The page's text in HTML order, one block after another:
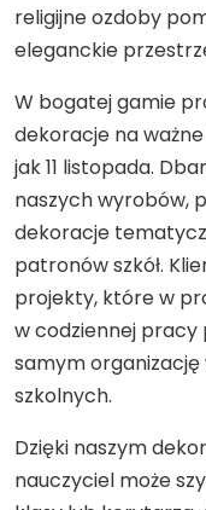
religijne ozdoby
eleganckie
W bogatej gamie
dekoracje na
jak 11 listopada.
naszych wyrobów,
dekoracje
patronów szkół.
projekty, które w
w codziennej pracy
samym
szkolnych.
Dzięki naszym
nauczyciel może